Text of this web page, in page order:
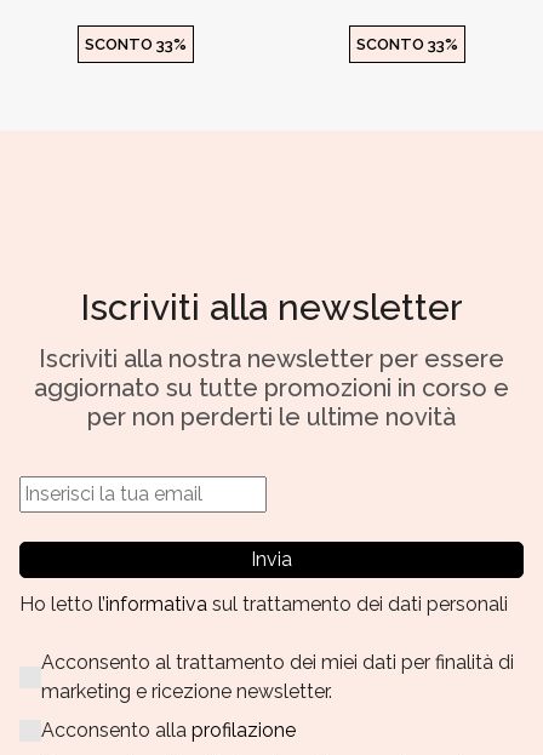
SCONTO 33% SCONTO 33%
Iscriviti alla newsletter
Iscriviti alla nostra newsletter per essere
aggiornato su tutte promozioni in corso e
per non perderti le ultime novità
Invia
Ho letto l’informativa sul trattamento dei dati personali
Acconsento al trattamento dei miei dati per finalità di
marketing e ricezione newsletter.
Acconsento alla profilazione